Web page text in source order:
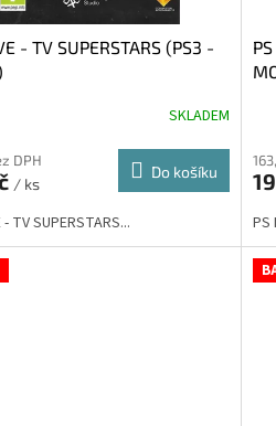
- TV SUPERSTARS (PS3 -
SKLADEM
DPH
/ ks
Do košíku
TV SUPERSTARS... PS